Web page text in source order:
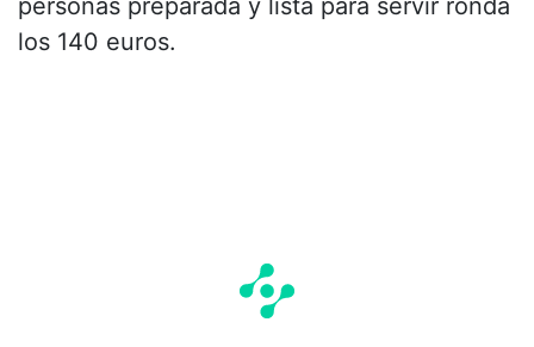
personas preparada y lista para servir ronda
los 140 euros.